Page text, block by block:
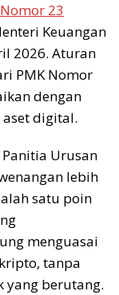
23
Keuangan
2026. Aturan
PMK Nomor
dengan
digital.
Urusan
lebih
satu poin
menguasai
tanpa
yang berutang.